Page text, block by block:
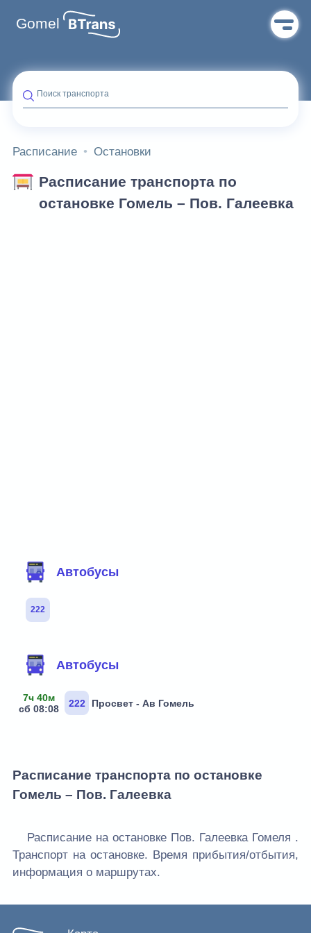
Gomel
Поиск транспорта
Расписание Остановки
Расписание транспорта по
остановке Гомель – Пов. Галеевка
Автобусы
222
Автобусы
7ч 40м
сб 08:08
222 Просвет - Ав Гомель
Расписание транспорта по остановке
Гомель – Пов. Галеевка
Расписание на остановке Пов. Галеевка Гомеля .
Транспорт на остановке. Время прибытия/отбытия,
информация о маршрутах.